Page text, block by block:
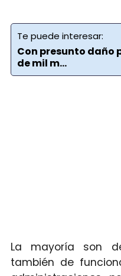
Te puede interesar:
Con presunto daño
de mil m...
La mayoría son
también de